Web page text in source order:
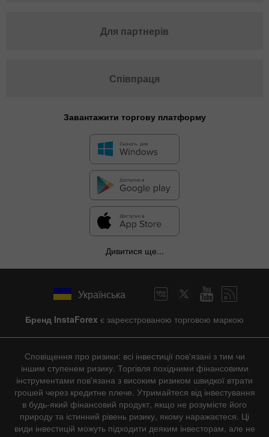
Для партнерів
Співпраця
Завантажити торгову платформу
Дивитися ще...
Українська
Бренд InstaForex є зареєстрованою торговою маркою
Сповіщення про ризики: всі інвестиції пов'язані з тим чи
іншим ступенем ризику. Торгівля похідними фінансовими
інструментами пов'язана з високим ризиком швидкої втрати
грошей через кредитне плече. Утримайтеся від інвестування
в будь-який фінансовий продукт, якщо не розумієте його
природу та істинний рівень ризику, якому наражаєтеся. Ці
види інвестицій можуть підходити деяким інвесторам, але не